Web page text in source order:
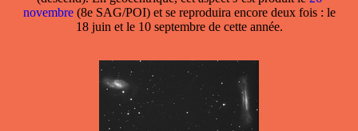
novembre(8e SAG/POI) et se reproduira encore deux fois : le
18 juin et le 10 septembre de cette année.